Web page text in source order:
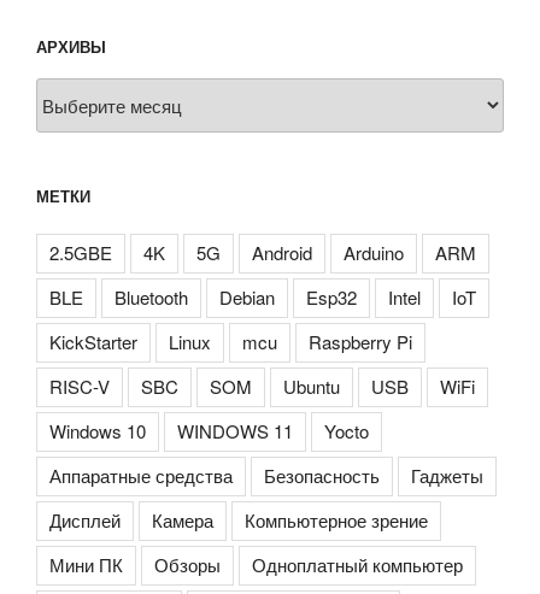
АРХИВЫ
МЕТКИ
2.5GBE 4K 5G Android Arduino
ARM
BLE
Bluetooth Debian Esp32 Intel
IoT
KickStarter
Linux mcu
Raspberry Pi
RISC-V
SBC SOM Ubuntu USB
WiFi
Windows 10
WINDOWS 11
Yocto
Аппаратные средства
Безопасность
Гаджеты
Дисплей
Камера
Компьютерное зрение
Мини ПК
Обзоры
Одноплатный компьютер